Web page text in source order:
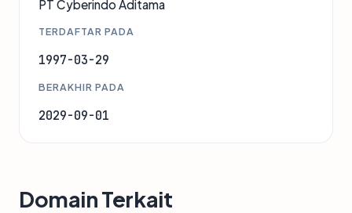
PT Cyberindo Aditama
TERDAFTAR PADA
1997-03-29
BERAKHIR PADA
2029-09-01
Domain Terkait